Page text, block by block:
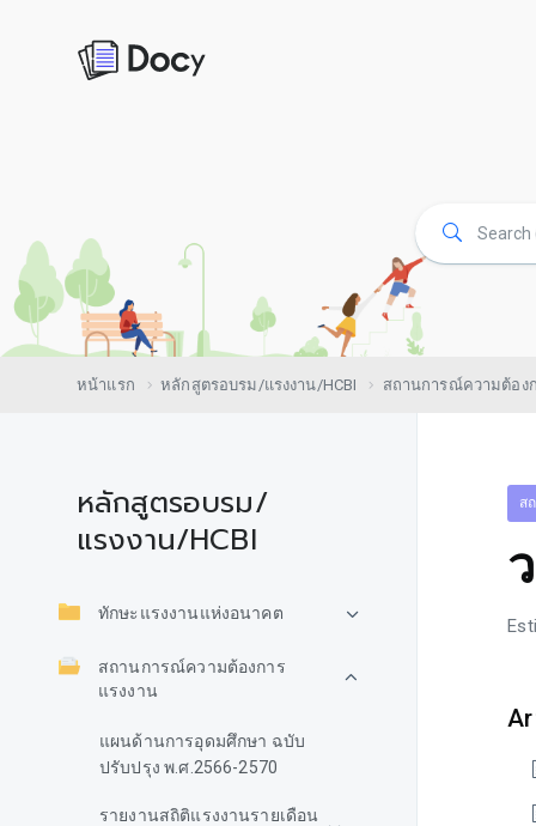
หน้าแรก หลักสูตรอบรม/แรงงาน/HCBI สถานการณ์ความต้อง
หลักสูตรอบรม/
แรงงาน/HCBI
ทักษะแรงงานแห่งอนาคต
สถานการณ์ความต้องการ
แรงงาน
แผนด้านการอุดมศึกษา ฉบับ
ปรับปรุง พ.ศ.2566-2570
รายงานสถิติแรงงานรายเดือน
ส